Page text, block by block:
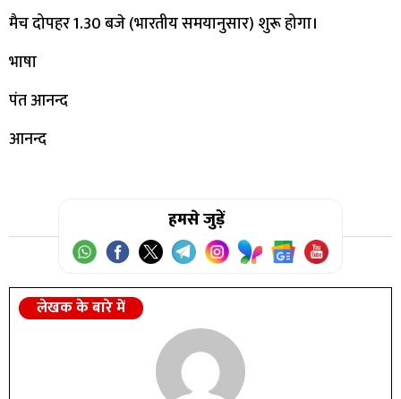
मैच दोपहर 1.30 बजे (भारतीय समयानुसार) शुरू होगा।
भाषा
पंत आनन्द
आनन्द
हमसे जुड़ें
लेखक के बारे में